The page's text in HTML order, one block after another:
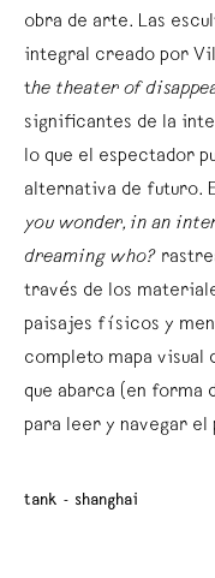
obra de arte. Las
integral creado por
the theater of
significantes de la
lo que el espectador
alternativa de futuro.
you wonder, in an
dreaming who?
través de los
paisajes físicos y
completo mapa visual
que abarca (en forma
para leer y navegar
tank - shanghai